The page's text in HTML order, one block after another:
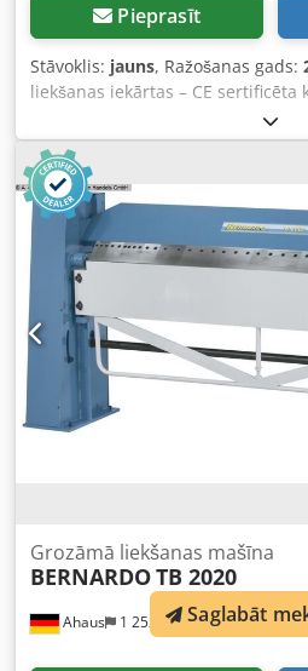
Pieprasīt
Stāvoklis: jauns, Ražošanas gads:
liekšanas iekārtas – CE sertificēta
Liekšanas leņķis: 160 grādi
darba platums: 2140 mm -
(tērauda loksne) - Titāna-cinka
loksne: 1,2 mm, vara loksne: 1,25
liekšanas leņķis: 160 grādi -
mm - Griešana ar rullīšu šķērēm
Chedpfx Aeb Hxzyecioa -
pozīcijās - Augšējās žokļa
indikators - Svars: apm. 180 kg -
prasībām un tai ir 12 mēnešu
maksimālā griešanas jauda 0,8
eiro Cena: 1.500,00 € Piegādes
skaidrā naudā pie piegādes!
tiek izrakstīti vai nu ar 0% PVN
Ahaus 1 252 km
Grozāmā liekšanas mašīna
BERNARDOTB 2020
Saglabāt